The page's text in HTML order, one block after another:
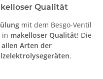
Qualität
mit dem Besgo-Ventil
in makelloser Qualität! Die
allen Arten der
.